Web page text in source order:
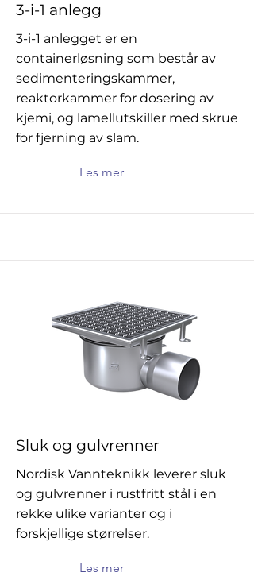
3-i-1 anlegg
3-i-1 anlegget er en
containerløsning som består av
sedimenteringskammer,
reaktorkammer for dosering av
kjemi, og lamellutskiller med skrue
for fjerning av slam.
Les mer
Sluk og gulvrenner
Nordisk Vannteknikk leverer sluk
og gulvrenner i rustfritt stål i en
rekke ulike varianter og i
forskjellige størrelser.
Les mer